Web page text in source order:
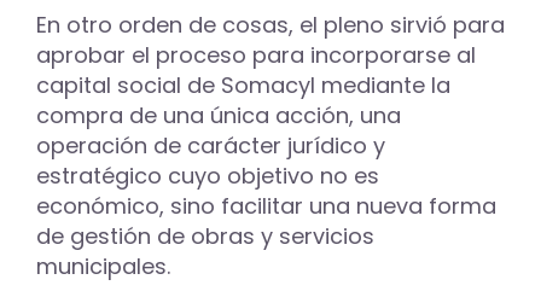
En otro orden de cosas, el pleno sirvió para
aprobar el proceso para incorporarse al
capital social de Somacyl mediante la
compra de una única acción, una
operación de carácter jurídico y
estratégico cuyo objetivo no es
económico, sino facilitar una nueva forma
de gestión de obras y servicios
municipales.